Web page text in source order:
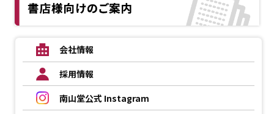
会社情報
採用情報
南山堂公式 Instagram